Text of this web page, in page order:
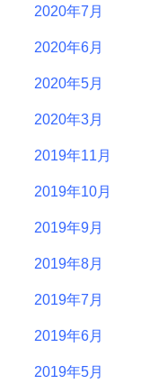
2020年7月
2020年6月
2020年5月
2020年3月
2019年11月
2019年10月
2019年9月
2019年8月
2019年7月
2019年6月
2019年5月